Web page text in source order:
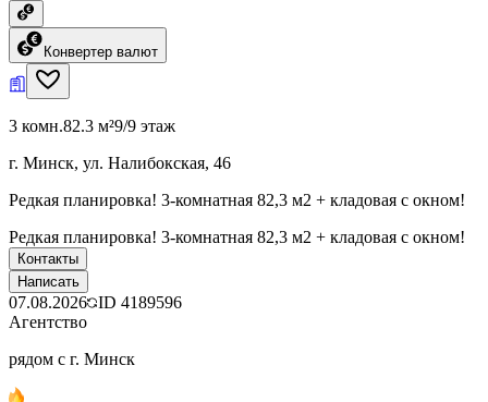
Конвертер валют
3 комн.82.3 м²9/9 этаж
г. Минск, ул. Налибокская, 46
Редкая планировка! 3-комнатная 82,3 м2 + кладовая с окном!
Редкая планировка! 3-комнатная 82,3 м2 + кладовая с окном!
Контакты
Написать
07.08.2026 ID 4189596
Агентство
рядом с г. Минск